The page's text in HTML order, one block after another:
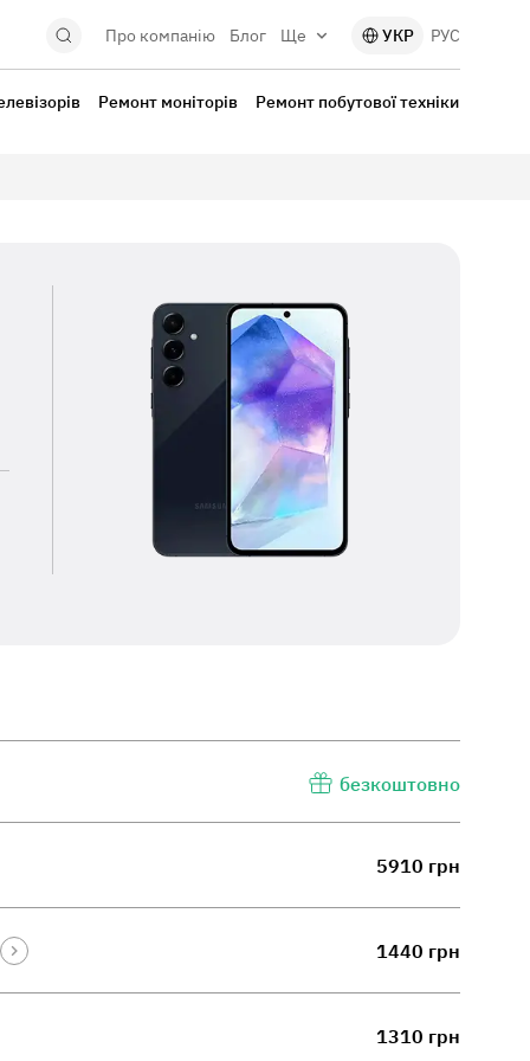
Про компанію Блог Ще УКР РУС
Ремонт моніторів Ремонт побутової техніки
безкоштовно
5910 грн
1440 грн
1310 грн